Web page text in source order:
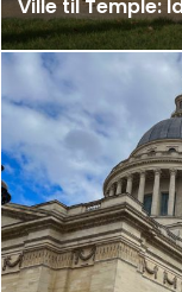
Ville til Temple: